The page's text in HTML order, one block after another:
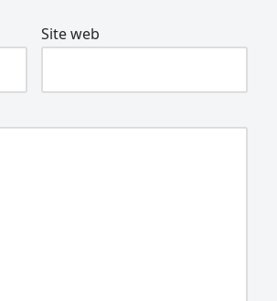
Site web